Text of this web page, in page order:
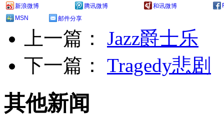
新浪微博 腾讯微博 和讯微博
MSN
邮件分享
上一篇： Jazz爵士乐
下一篇： Tragedy悲剧
其他新闻